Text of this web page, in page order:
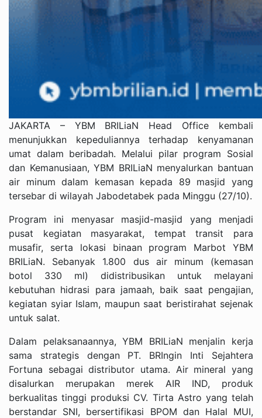
JAKARTA – YBM BRILiaN Head Office kembali
menunjukkan kepeduliannya terhadap kenyamanan
umat dalam beribadah. Melalui pilar program Sosial
dan Kemanusiaan, YBM BRILiaN menyalurkan bantuan
air minum dalam kemasan kepada 89 masjid yang
tersebar di wilayah Jabodetabek pada Minggu (27/10).
Program ini menyasar masjid-masjid yang menjadi
pusat kegiatan masyarakat, tempat transit para
musafir, serta lokasi binaan program Marbot YBM
BRILiaN. Sebanyak 1.800 dus air minum (kemasan
botol 330 ml) didistribusikan untuk melayani
kebutuhan hidrasi para jamaah, baik saat pengajian,
kegiatan syiar Islam, maupun saat beristirahat sejenak
untuk salat.
Dalam pelaksanaannya, YBM BRILiaN menjalin kerja
sama strategis dengan PT. BRIngin Inti Sejahtera
Fortuna sebagai distributor utama. Air mineral yang
disalurkan merupakan merek AIR IND, produk
berkualitas tinggi produksi CV. Tirta Astro yang telah
berstandar SNI, bersertifikasi BPOM dan Halal MUI,